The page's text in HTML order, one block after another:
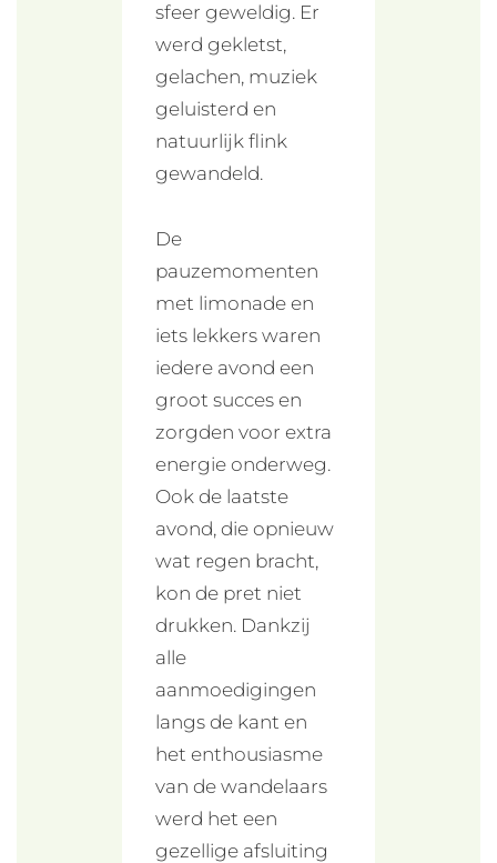
sfeer geweldig. Er
werd gekletst,
gelachen, muziek
geluisterd en
natuurlijk flink
gewandeld.
De
pauzemomenten
met limonade en
iets lekkers waren
iedere avond een
groot succes en
zorgden voor extra
energie onderweg.
Ook de laatste
avond, die opnieuw
wat regen bracht,
kon de pret niet
drukken. Dankzij
alle
aanmoedigingen
langs de kant en
het enthousiasme
van de wandelaars
werd het een
gezellige afsluiting